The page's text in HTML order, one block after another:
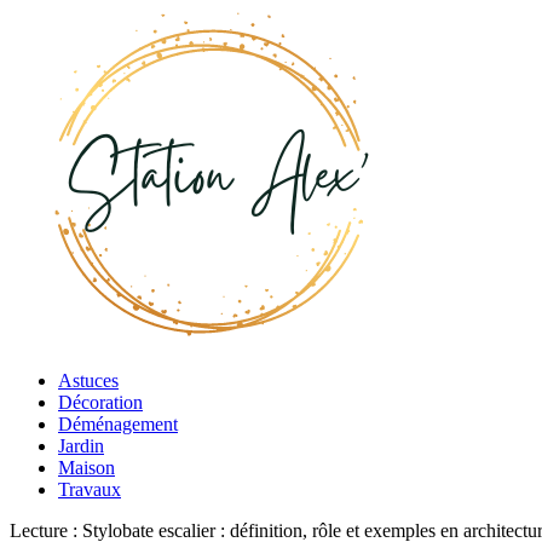
Astuces
Décoration
Déménagement
Jardin
Maison
Travaux
Lecture : Stylobate escalier : définition, rôle et exemples en